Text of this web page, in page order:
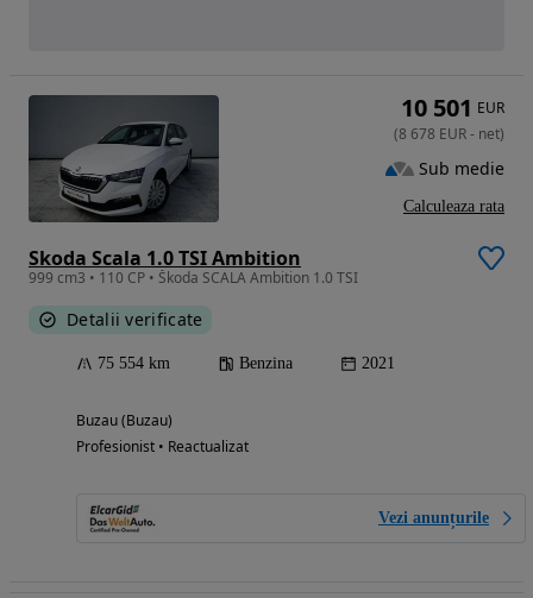
Skoda Scala 1.0 TSI Ambition
999 cm3 • 110 CP • Škoda SCALA Ambition 1.0 TSI
Detalii verificate
75 554 km Benzina 2021
Buzau (Buzau)
Profesionist • Reactualizat
Vezi anunțurile
10 501 EUR
(8 678 EUR- net)
Sub medie
Calculeaza rata